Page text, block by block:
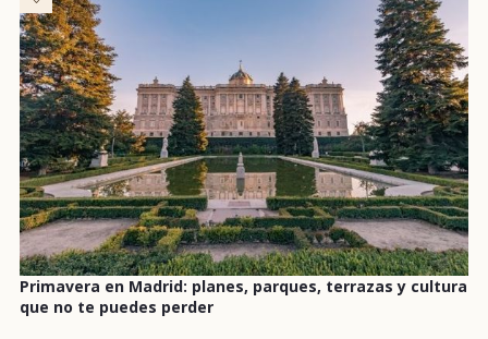
Primavera en Madrid: planes, parques, terrazas y cultura
que no te puedes perder